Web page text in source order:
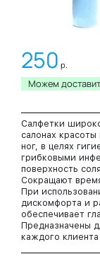
250 р.
Можем
Салфетки
салонах
ног, в целях
грибковыми
поверхность
Сокращают
При
дискомфорта и
обеспечивает
Предназначены
каждого